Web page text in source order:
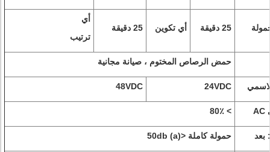
25 دقيقة أي تكوين 25 دقيقة
أي
ترتيب
حمض الرصاص المختوم ، صيانة مجانية
24VDC
48VDC
> 80٪
بعد حمولة كاملة <50db (a)